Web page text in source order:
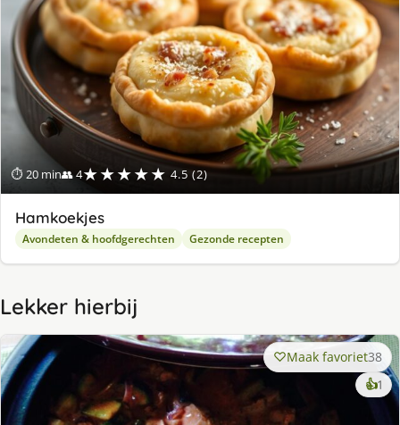
⏱ 20 min👥 4★★★★★ 4.5 (2)
Hamkoekjes
Avondeten & hoofdgerechten Gezonde recepten
Lekker hierbij
Maak favoriet38
👍1